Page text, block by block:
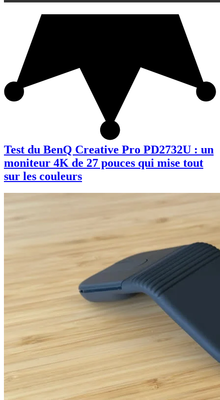
Test du BenQ Creative Pro PD2732U : un
moniteur 4K de 27 pouces qui mise tout
sur les couleurs